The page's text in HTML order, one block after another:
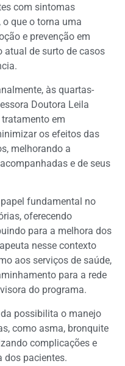
com sintomas
que o torna uma
e prevenção em
atual de surto de casos
às quartas-
Doutora Leila
tratamento em
os efeitos das
melhorando a
e de seus
fundamental no
oferecendo
para a melhora dos
nesse contexto
aos serviços de saúde,
para a rede
do programa.
possibilita o manejo
como asma, bronquite
complicações e
dos pacientes.